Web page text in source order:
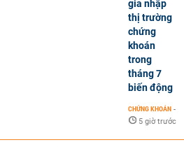
gia nhập
thị trường
chứng
khoán
trong
tháng 7
biến động
CHỨNG KHOÁN -
5 giờ trước